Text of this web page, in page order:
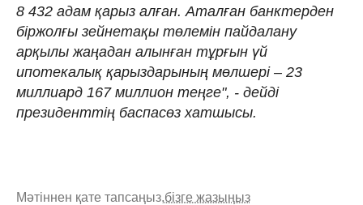
8 432 адам қарыз алған. Аталған банктерден
біржолғы зейнетақы төлемін пайдалану
арқылы жаңадан алынған тұрғын үй
ипотекалық қарыздарының мөлшері – 23
миллиард 167 миллион теңге", - дейді
президенттің баспасөз хатшысы.
Мәтіннен қате тапсаңыз,бізге жазыңыз